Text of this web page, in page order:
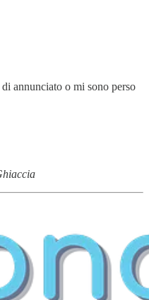
annunciato o mi sono perso